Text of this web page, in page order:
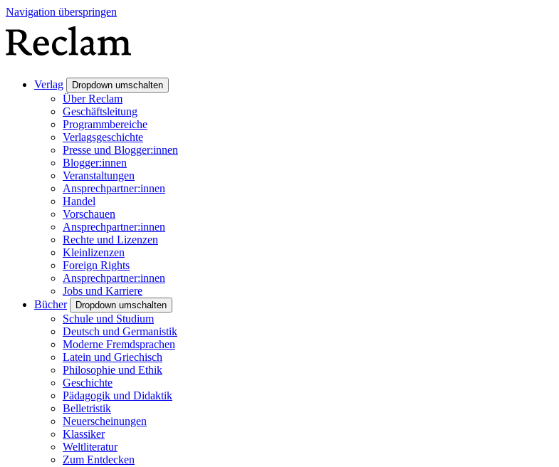
Navigation überspringen
Verlag Dropdown umschalten
Über Reclam
Geschäftsleitung
Programmbereiche
Verlagsgeschichte
Presse und Blogger:innen
Blogger:innen
Veranstaltungen
Ansprechpartner:innen
Handel
Vorschauen
Ansprechpartner:innen
Rechte und Lizenzen
Kleinlizenzen
Foreign Rights
Ansprechpartner:innen
Jobs und Karriere
Bücher
Dropdown umschalten
Schule und Studium
Deutsch und Germanistik
Moderne Fremdsprachen
Latein und Griechisch
Philosophie und Ethik
Geschichte
Pädagogik und Didaktik
Belletristik
Neuerscheinungen
Klassiker
Weltliteratur
Zum Entdecken